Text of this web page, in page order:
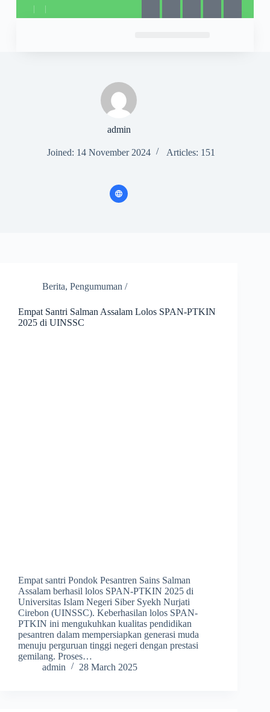
admin
Joined: 14 November 2024 Articles: 151
Berita, Pengumuman /
Empat Santri Salman Assalam Lolos SPAN-PTKIN
2025 di UINSSC
Empat santri Pondok Pesantren Sains Salman
Assalam berhasil lolos SPAN-PTKIN 2025 di
Universitas Islam Negeri Siber Syekh Nurjati
Cirebon (UINSSC). Keberhasilan lolos SPAN-
PTKIN ini mengukuhkan kualitas pendidikan
pesantren dalam mempersiapkan generasi muda
menuju perguruan tinggi negeri dengan prestasi
gemilang. Proses…
admin
28 March 2025